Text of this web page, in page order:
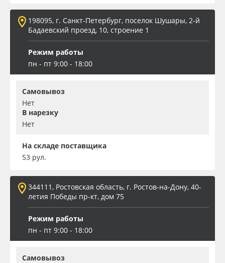
198095, г. Санкт-Петербург, поселок Шушары, 2-й
Бадаевский проезд, 10, строение 1
Режим работы
пн - пт 9:00 - 18:00
Самовывоз
Нет
В нарезку
Нет
На складе поставщика
53 рул.
344111, Ростовская область, г. Ростов-на-Дону, 40-
летия Победы пр-кт, дом 75
Режим работы
пн - пт 9:00 - 18:00
Самовывоз